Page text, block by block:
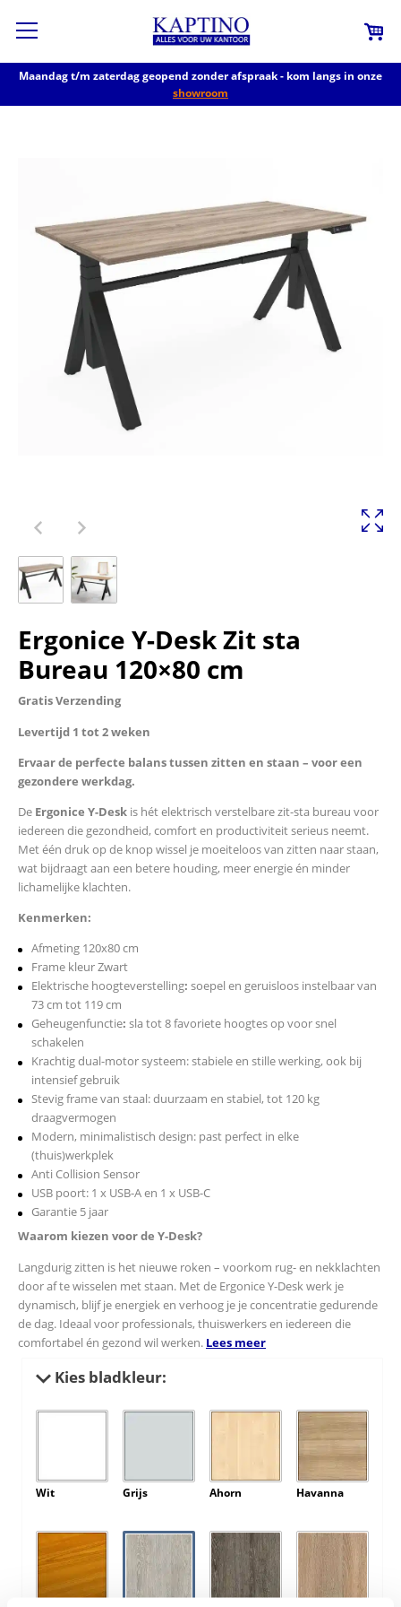
Maandag t/m zaterdag geopend zonder afspraak - kom langs in onze
showroom
Ergonice Y-Desk Zit sta
Bureau 120×80 cm
Gratis Verzending
Levertijd 1 tot 2 weken
Ervaar de perfecte balans tussen zitten en staan – voor een
gezondere werkdag.
De Ergonice Y-Desk is hét elektrisch verstelbare zit-sta bureau voor
iedereen die gezondheid, comfort en productiviteit serieus neemt.
Met één druk op de knop wissel je moeiteloos van zitten naar staan,
wat bijdraagt aan een betere houding, meer energie én minder
lichamelijke klachten.
Kenmerken:
Afmeting 120x80 cm
Frame kleur Zwart
Elektrische hoogteverstelling: soepel en geruisloos instelbaar van
73 cm tot 119 cm
Geheugenfunctie: sla tot 8 favoriete hoogtes op voor snel
schakelen
Krachtig dual-motor systeem: stabiele en stille werking, ook bij
intensief gebruik
Stevig frame van staal: duurzaam en stabiel, tot 120 kg
draagvermogen
Modern, minimalistisch design: past perfect in elke
(thuis)werkplek
Anti Collision Sensor
USB poort: 1 x USB-A en 1 x USB-C
Garantie 5 jaar
Waarom kiezen voor de Y-Desk?
Langdurig zitten is het nieuwe roken – voorkom rug- en nekklachten
door af te wisselen met staan. Met de Ergonice Y-Desk werk je
dynamisch, blijf je energiek en verhoog je je concentratie gedurende
de dag. Ideaal voor professionals, thuiswerkers en iedereen die
comfortabel én gezond wil werken. Lees meer
Kies bladkleur:
Wit Grijs Ahorn Havanna